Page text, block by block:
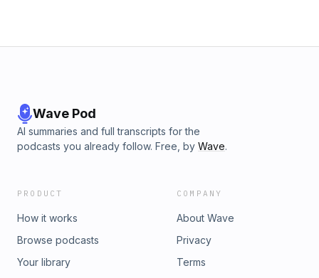
Wave Pod
AI summaries and full transcripts for the
podcasts you already follow. Free, by Wave.
PRODUCT
How it works
Browse podcasts
Your library
COMPANY
About Wave
Privacy
Terms